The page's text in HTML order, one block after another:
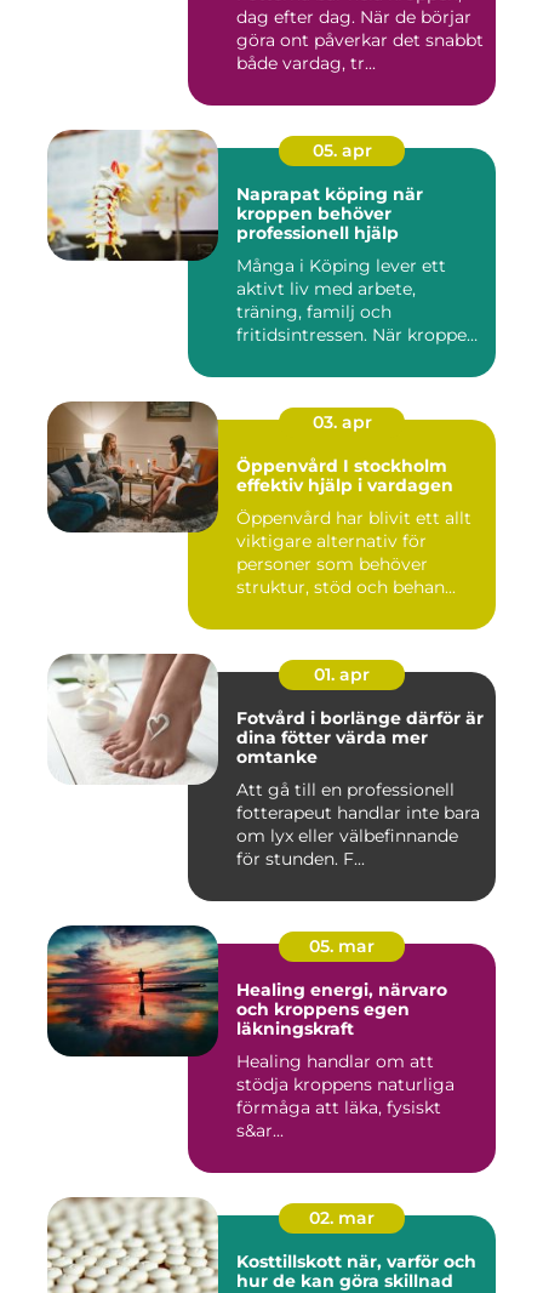
dag efter dag. När de börjar
göra ont påverkar det snabbt
både vardag, tr...
05. apr
Naprapat köping när
kroppen behöver
professionell hjälp
Många i Köping lever ett
aktivt liv med arbete,
träning, familj och
fritidsintressen. När kroppen
03. apr
Öppenvård I stockholm
effektiv hjälp i vardagen
Öppenvård har blivit ett allt
viktigare alternativ för
personer som behöver
struktur, stöd och behan...
01. apr
Fotvård i borlänge därför är
dina fötter värda mer
omtanke
Att gå till en professionell
fotterapeut handlar inte bara
om lyx eller välbefinnande
för stunden. F...
05. mar
Healing energi, närvaro
och kroppens egen
läkningskraft
Healing handlar om att
stödja kroppens naturliga
förmåga att läka, fysiskt
s&ar...
02. mar
Kosttillskott när, varför och
hur de kan göra skillnad